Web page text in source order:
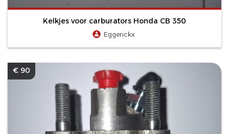
Kelkjes voor carburators Honda CB 350
Eggerickx
€ 90